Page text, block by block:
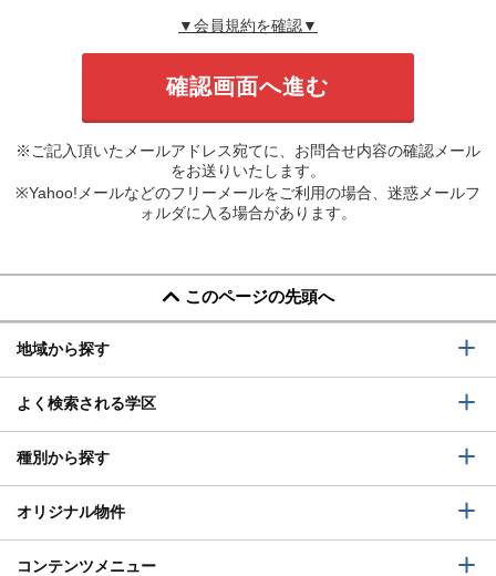
▼会員規約を確認▼
※ご記入頂いたメールアドレス宛てに、お問合せ内容の確認メール
をお送りいたします。
※Yahoo!メールなどのフリーメールをご利用の場合、迷惑メールフ
ォルダに入る場合があります。
このページの先頭へ
地域から探す
よく検索される学区
種別から探す
オリジナル物件
コンテンツメニュー